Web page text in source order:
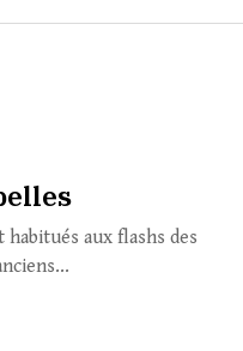
aux flashs des